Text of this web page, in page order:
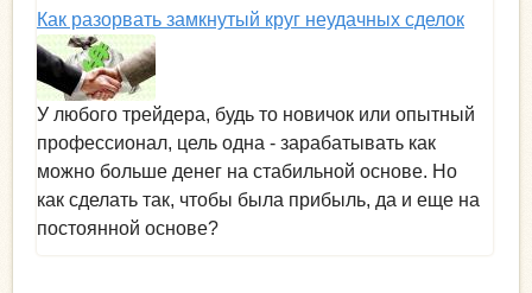
Как разорвать замкнутый круг неудачных сделок
У любого трейдера, будь то новичок или опытный
профессионал, цель одна - зарабатывать как
можно больше денег на стабильной основе. Но
как сделать так, чтобы была прибыль, да и еще на
постоянной основе?